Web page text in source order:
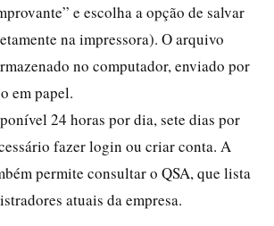
e escolha a opção de salvar
na impressora). O arquivo
no computador, enviado por
em papel.
24 horas por dia, sete dias por
fazer login ou criar conta. A
permite consultar o QSA, que lista
atuais da empresa.